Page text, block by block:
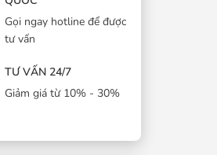
Gọi ngay hotline để được
tư vấn
TƯ VẤN 24/7
Giảm giá từ 10% - 30%